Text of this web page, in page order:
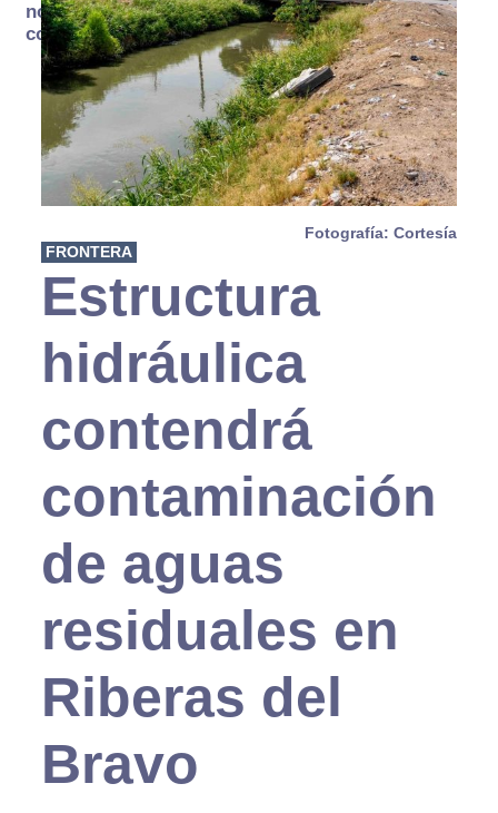
no se
consume
Fotografía: Cortesía
FRONTERA
Estructura
hidráulica
contendrá
contaminación
de aguas
residuales en
Riberas del
Bravo